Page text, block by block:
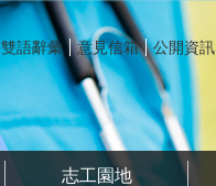
雙語辭彙 意見信箱 公開資訊
志工園地